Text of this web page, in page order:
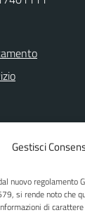
Gestisci
nuovo regolamento
si rende noto che
di